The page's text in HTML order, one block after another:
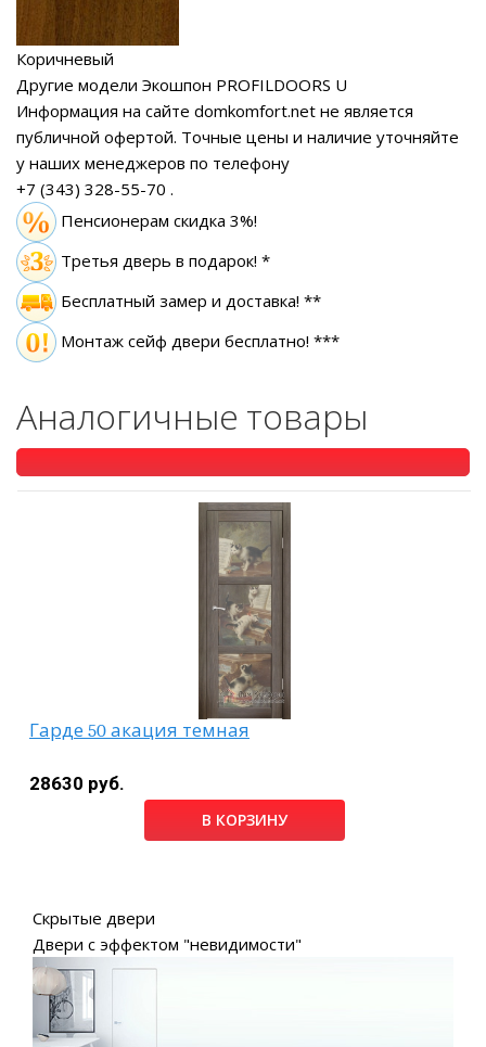
Коричневый
Другие модели Экошпон PROFILDOORS U
Информация на сайте domkomfort.net не является
публичной офертой. Точные цены и наличие уточняйте
у наших менеджеров по телефону
+7 (343) 328-55-70 .
Пенсионерам скидка 3%!
Третья дверь в подарок! *
Бесплатный замер и доставка! **
Монтаж сейф двери бесплатно! ***
Аналогичные товары
Гарде 50 акация темная
28630 руб.
В КОРЗИНУ
Скрытые двери
Двери с эффектом "невидимости"